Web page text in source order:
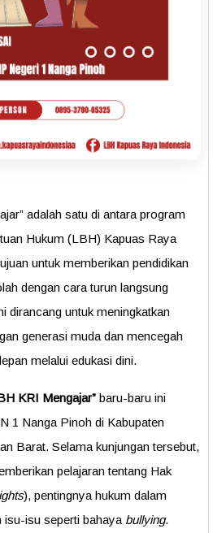
adalah satu di antara program
Hukum (LBH) Kapuas Raya
untuk memberikan pendidikan
dengan cara turun langsung
dirancang untuk meningkatkan
generasi muda dan mencegah
melalui edukasi dini.
KRI Mengajar” baru-baru ini
1 Nanga Pinoh di Kabupaten
Barat. Selama kunjungan tersebut,
pelajaran tentang Hak
), pentingnya hukum dalam
isu-isu seperti bahaya bullying.